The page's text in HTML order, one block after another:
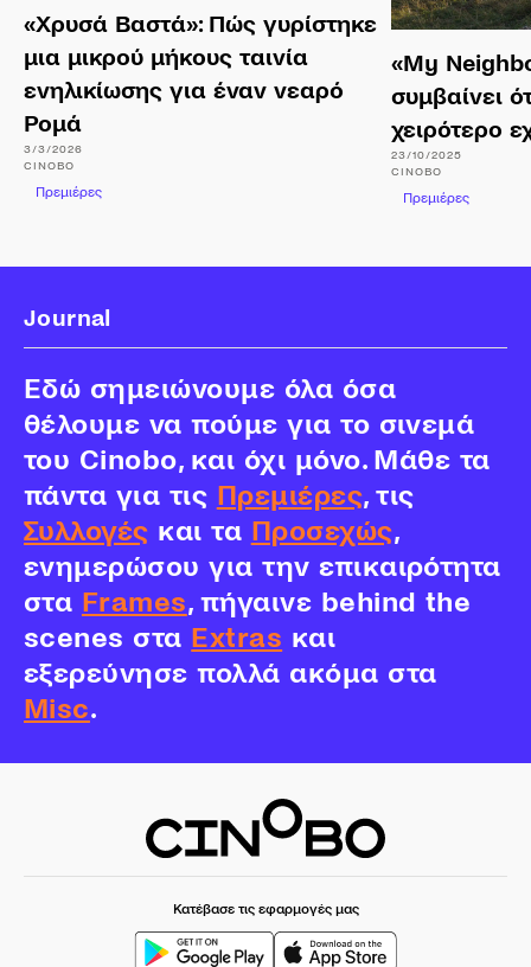
«Χρυσά Βαστά»: Πώς γυρίστηκε
μια μικρού μήκους ταινία
ενηλικίωσης για έναν νεαρό
Ρομά
3/3/2026
CINOBO
Πρεμιέρες
«My
συμβαίνει
χειρότερο
23/10/2025
CINOBO
Πρεμιέρες
Journal
Εδώ σημειώνουμε όλα όσα
θέλουμε να πούμε για το σινεμά
του Cinobo, και όχι μόνο. Μάθε τα
πάντα για τις Πρεμιέρες, τις
Συλλογές και τα Προσεχώς,
ενημερώσου για την επικαιρότητα
στα Frames, πήγαινε behind the
scenes στα Extras και
εξερεύνησε πολλά ακόμα στα
Misc.
Κατέβασε τις εφαρμογές μας